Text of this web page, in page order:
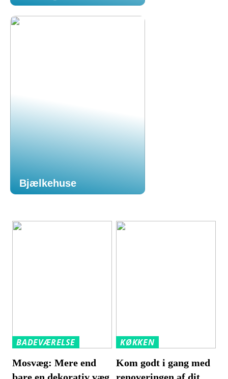
Bjælkehuse
BADEVÆRELSE
Mosvæg: Mere end
bare en dekorativ væg
KØKKEN
Kom godt i gang med
renoveringen af dit